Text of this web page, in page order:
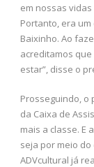
em nossas vidas
Portanto, era
Baixinho. Ao
acreditamos
estar”, disse o
Prosseguindo, o
da Caixa de
mais a classe. E
seja por meio do
ADVcultural já